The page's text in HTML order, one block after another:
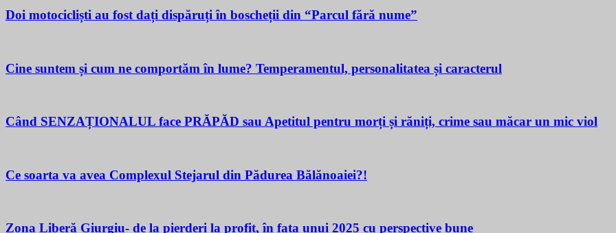
Doi motocicliști au fost dați dispăruți în boscheții din “Parcul fără nume”
Cine suntem și cum ne comportăm în lume? Temperamentul, personalitatea și caracterul
Când SENZAȚIONALUL face PRĂPĂD sau Apetitul pentru morți și răniți, crime sau măcar un mic viol
Ce soarta va avea Complexul Stejarul din Pădurea Bălănoaiei?!
Zona Liberă Giurgiu- de la pierderi la profit, în fața unui 2025 cu perspective bune